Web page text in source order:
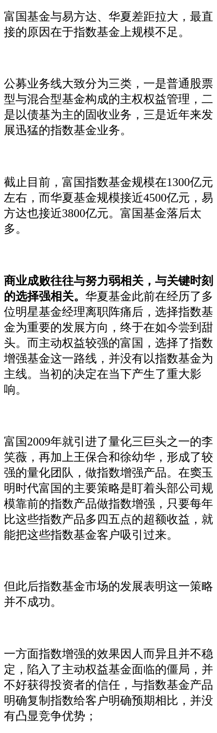
富国基金与易方达、华夏差距拉大，最直
接的原因在于指数基金上规模不足。
公募业务线大致分为三类，一是普通股票
型与混合型基金构成的主权权益管理，二
是以债基为主的固收业务，三是近年来发
展迅猛的指数基金业务。
截止目前，富国指数基金规模在1300亿元
左右，而华夏基金规模接近4500亿元，易
方达也接近3800亿元。富国基金落后太
多。
商业成败往往与努力弱相关，与关键时刻
的选择强相关。 华夏基金此前在经历了多
位明星基金经理离职阵痛后，选择指数基
金为重要的发展方向，终于在如今尝到甜
头。而主动权益较强的富国，选择了指数
增强基金这一路线，并没有以指数基金为
主线。当初的决定在当下产生了重大影
响。
富国2009年就引进了量化三巨头之一的李
笑薇，再加上王保合和徐幼华，形成了较
强的量化团队，做指数增强产品。在窦玉
明时代富国的主要策略是盯着头部公司规
模靠前的指数产品做指数增强，只要每年
比这些指数产品多四五点的超额收益，就
能把这些指数基金客户吸引过来。
但此后指数基金市场的发展表明这一策略
并不成功。
一方面指数增强的效果因人而异且并不稳
定，陷入了主动权益基金面临的僵局，并
不好获得投资者的信任，与指数基金产品
明确复制指数给客户明确预期相比，并没
有凸显竞争优势；